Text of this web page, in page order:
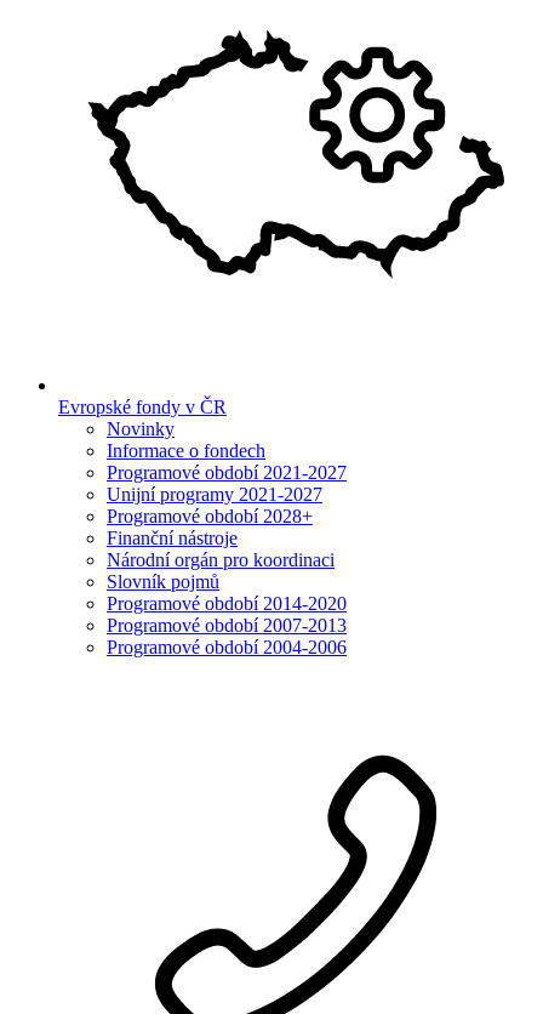
Evropské fondy v ČR
Novinky
Informace o fondech
Programové období 2021-2027
Unijní programy 2021-2027
Programové období 2028+
Finanční nástroje
Národní orgán pro koordinaci
Slovník pojmů
Programové období 2014-2020
Programové období 2007-2013
Programové období 2004-2006